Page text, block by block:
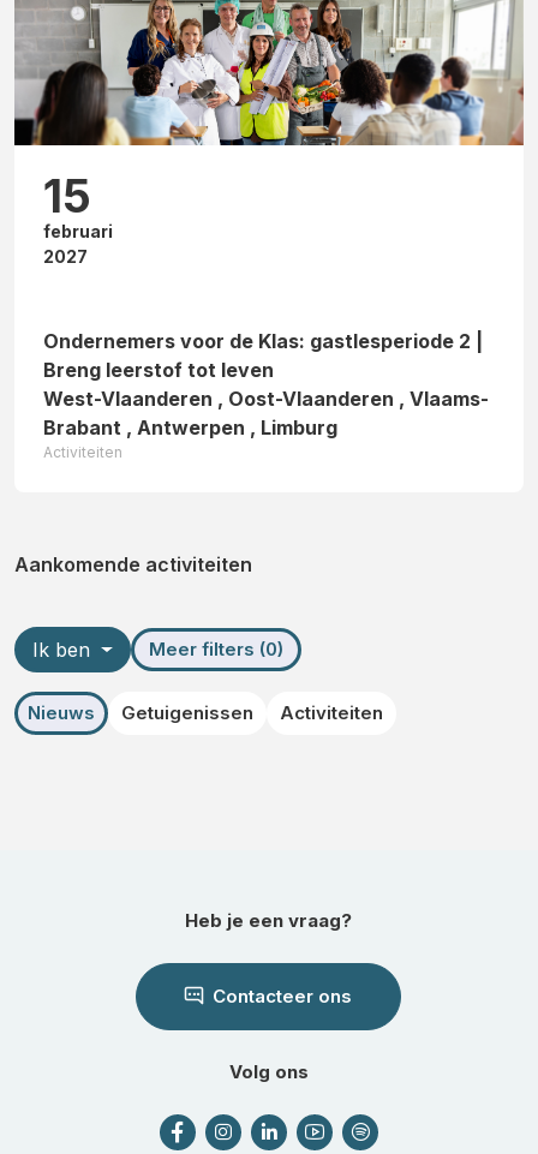
15
februari
2027
Ondernemers voor de Klas: gastlesperiode 2 |
Breng leerstof tot leven
West-Vlaanderen , Oost-Vlaanderen , Vlaams-
Brabant , Antwerpen , Limburg
Activiteiten
Aankomende activiteiten
Ik ben Meer filters (0)
Nieuws Getuigenissen Activiteiten
Heb je een vraag?
Contacteer ons
Volg ons